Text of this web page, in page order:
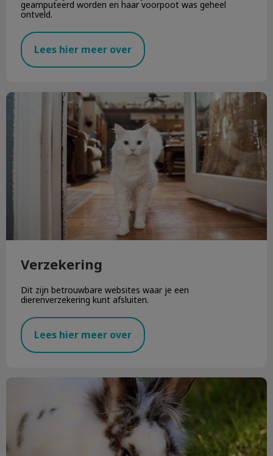
geamputeerd worden en haar voorpoot was geheel
ontveld.
Lees hier meer over
Verzekering
Verzekering
Dit zijn betrouwbare websites waar je een
dierenverzekering kunt afsluiten.
Lees hier meer over
Bescherm je konijn voor warmere dagen